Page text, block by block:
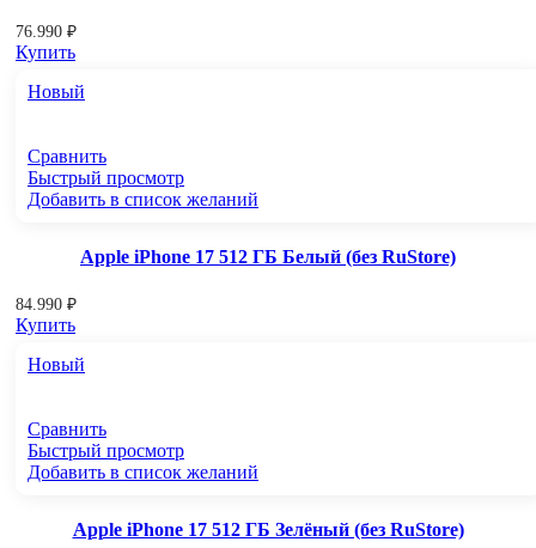
76.990 ₽
Купить
Новый
Сравнить
Быстрый просмотр
Добавить в список желаний
Apple iPhone 17 512 ГБ Белый (без RuStore)
84.990 ₽
Купить
Новый
Сравнить
Быстрый просмотр
Добавить в список желаний
Apple iPhone 17 512 ГБ Зелёный (без RuStore)